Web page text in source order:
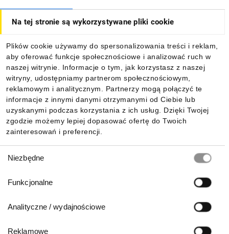
Na tej stronie są wykorzystywane pliki cookie
Plików cookie używamy do spersonalizowania treści i reklam,
aby oferować funkcje społecznościowe i analizować ruch w
naszej witrynie. Informacje o tym, jak korzystasz z naszej
witryny, udostępniamy partnerom społecznościowym,
reklamowym i analitycznym. Partnerzy mogą połączyć te
informacje z innymi danymi otrzymanymi od Ciebie lub
uzyskanymi podczas korzystania z ich usług. Dzięki Twojej
zgodzie możemy lepiej dopasować ofertę do Twoich
zainteresowań i preferencji.
zgody
Niezbędne
Funkcjonalne
Analityczne / wydajnościowe
Reklamowe